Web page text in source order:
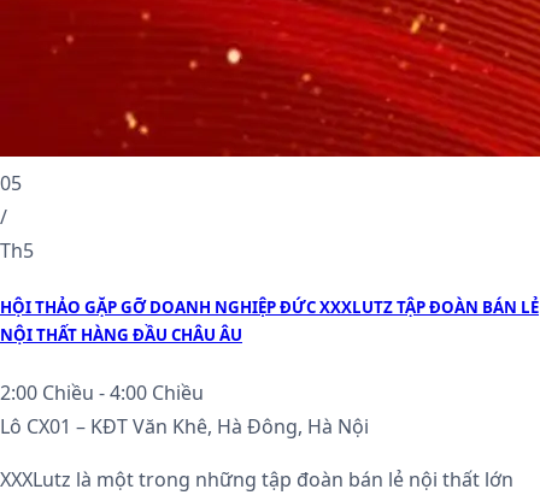
05
/
Th5
HỘI THẢO GẶP GỠ DOANH NGHIỆP ĐỨC XXXLUTZ TẬP ĐOÀN BÁN LẺ
NỘI THẤT HÀNG ĐẦU CHÂU ÂU
2:00 Chiều - 4:00 Chiều
Lô CX01 – KĐT Văn Khê, Hà Đông, Hà Nội
XXXLutz là một trong những tập đoàn bán lẻ nội thất lớn